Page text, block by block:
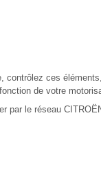
contrôlez ces
de votre
par le réseau